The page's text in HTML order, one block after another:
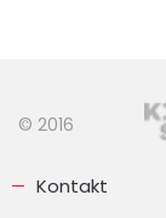
© 2016
Kontakt